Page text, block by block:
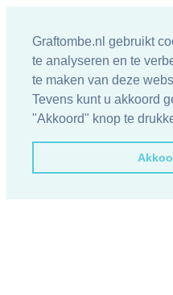
Graftombe.nl gebruikt
te analyseren en te
te maken van deze
Tevens kunt u akkoord
"Akkoord" knop te